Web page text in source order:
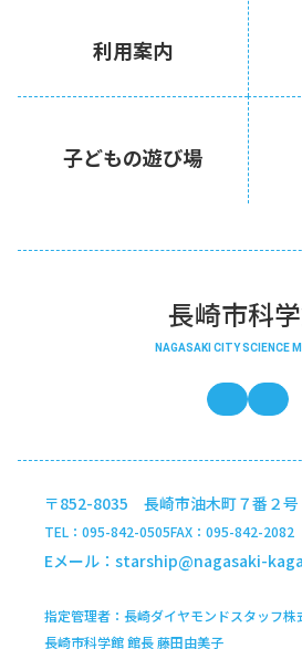
利用案内
子どもの遊び場
長崎市科
NAGASAKI CITY SCIENCE
〒852-8035 長崎市油木町７番２号
TEL 095-842-0505FAX 095-842-2082
Eメール starship@nagasaki-
指定管理者
長崎ダイヤモンドスタッフ株
長崎市科学館 館長 藤田由美子